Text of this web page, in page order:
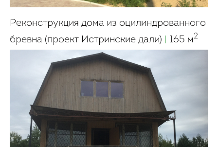
Реконструкция дома из оцилиндрованного
бревна (проект Истринские дали)
165 м2